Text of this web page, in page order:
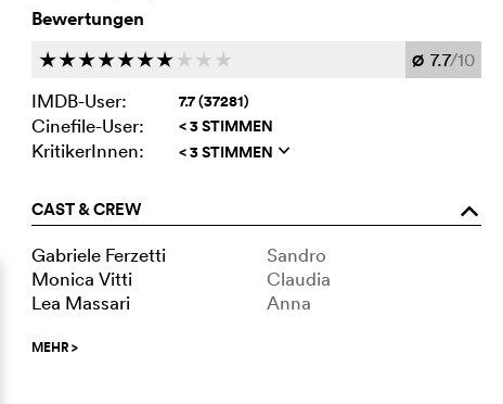
Bewertungen
ccccccc c c c Ø 7.7/10
IMDB-User:
7.7 (37281)
Cinefile-User: < 3 STIMMEN
KritikerInnen: < 3 STIMMEN q
CAST & CREW o
Gabriele Ferzetti
Sandro
Monica Vitti
Claudia
Lea Massari
Anna
MEHR>